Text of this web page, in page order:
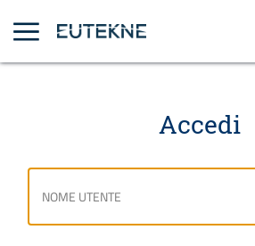
Accedi